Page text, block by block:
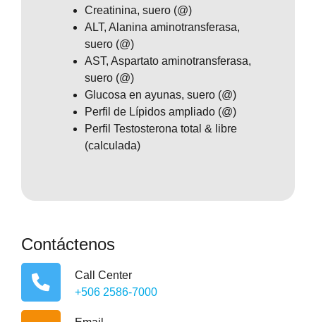
Creatinina, suero (@)
ALT, Alanina aminotransferasa,
suero (@)
AST, Aspartato aminotransferasa,
suero (@)
Glucosa en ayunas, suero (@)
Perfil de Lípidos ampliado (@)
Perfil Testosterona total & libre
(calculada)
Contáctenos
Call Center
+506 2586-7000